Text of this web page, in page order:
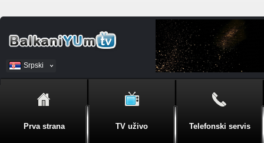
Srpski
BiH
Prva strana TV uživo Telefonski servis